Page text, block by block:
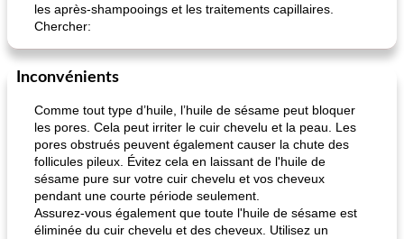
pois chiches rôtis aux épices
les après-shampooings et les traitements capillaires.
Chercher:
Inconvénients
Comme tout type d’huile, l’huile de sésame peut bloquer
les pores. Cela peut irriter le cuir chevelu et la peau. Les
pores obstrués peuvent également causer la chute des
follicules pileux. Évitez cela en laissant de l'huile de
sésame pure sur votre cuir chevelu et vos cheveux
pendant une courte période seulement.
Assurez-vous également que toute l'huile de sésame est
éliminée du cuir chevelu et des cheveux. Utilisez un